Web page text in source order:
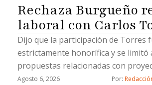
Rechaza Burgueño
laboral con Carlos
Dijo que la participación de Torres
estrictamente honorífica y se limitó
propuestas relacionadas con
estratégicos
Agosto 6, 2026 Por: